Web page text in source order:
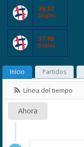
39,87
Singles
37,88
Dobles
Início Partidos
Línea del tiempo
Ahora